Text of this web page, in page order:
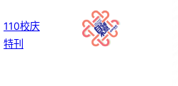
110校庆
特刊